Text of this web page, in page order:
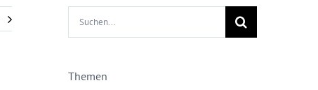
Suche
nach:
Themen